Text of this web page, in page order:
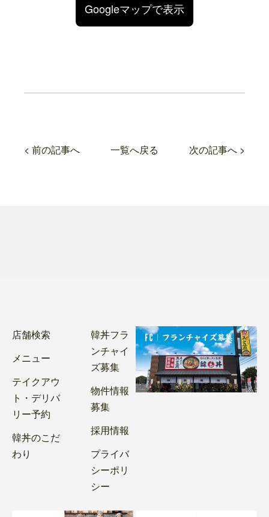
Googleマップで表示
< 前の記事へ 一覧へ戻る 次の記事へ >
店舗検索
メニュー
テイクアウ
ト・デリバ
リー予約
韓丼のこだ
わり
韓丼フラ
ンチャイ
ズ募集
物件情報
募集
採用情報
プライバ
シーポリ
シー